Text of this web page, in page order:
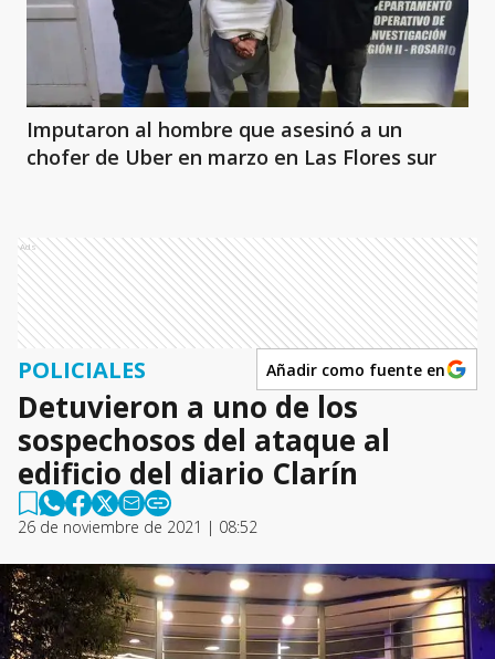
Imputaron al hombre que asesinó a un
chofer de Uber en marzo en Las Flores sur
Ads
POLICIALES Añadir como fuente en
Detuvieron a uno de los
sospechosos del ataque al
edificio del diario Clarín
26 de noviembre de 2021 | 08:52